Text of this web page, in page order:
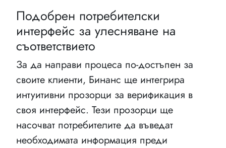
Подобрен потребителски
интерфейс за улесняване на
съответствието
За да направи процеса по-достъпен за
своите клиенти, Бинанс ще интегрира
интуитивни прозорци за верификация в
своя интерфейс. Тези прозорци ще
насочват потребителите да въведат
необходимата информация преди